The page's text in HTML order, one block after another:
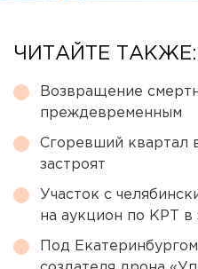
ЧИТАЙТЕ ТАКЖЕ:
Возвращение
преждевременным
Сгоревший квартал
застроят
Участок с
на аукцион по КРТ в
Под